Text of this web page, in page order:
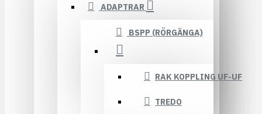
ADAPTRAR
BSPP (RÖRGÄNGA)
RAK KOPPLING UF-UF
TREDO